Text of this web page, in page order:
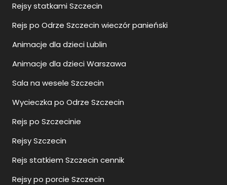
Rejsy statkami Szczecin
Rejs po Odrze Szczecin wieczór panieński
Animacje dla dzieci Lublin
Animacje dla dzieci Warszawa
Sala na wesele Szczecin
Wycieczka po Odrze Szczecin
Rejs po Szczecinie
Rejsy Szczecin
Rejs statkiem Szczecin cennik
Rejsy po porcie Szczecin